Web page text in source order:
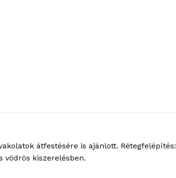
átfestésére is ajánlott. Rétegfelépítés:
vödrös kiszerelésben.